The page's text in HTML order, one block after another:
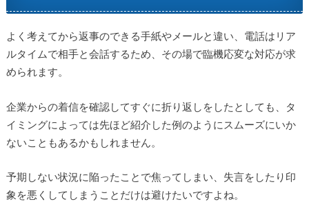
よく考えてから返事のできる手紙やメールと違い、電話はリア
ルタイムで相手と会話するため、その場で臨機応変な対応が求
められます。
企業からの着信を確認してすぐに折り返しをしたとしても、タ
イミングによっては先ほど紹介した例のようにスムーズにいか
ないこともあるかもしれません。
予期しない状況に陥ったことで焦ってしまい、失言をしたり印
象を悪くしてしまうことだけは避けたいですよね。